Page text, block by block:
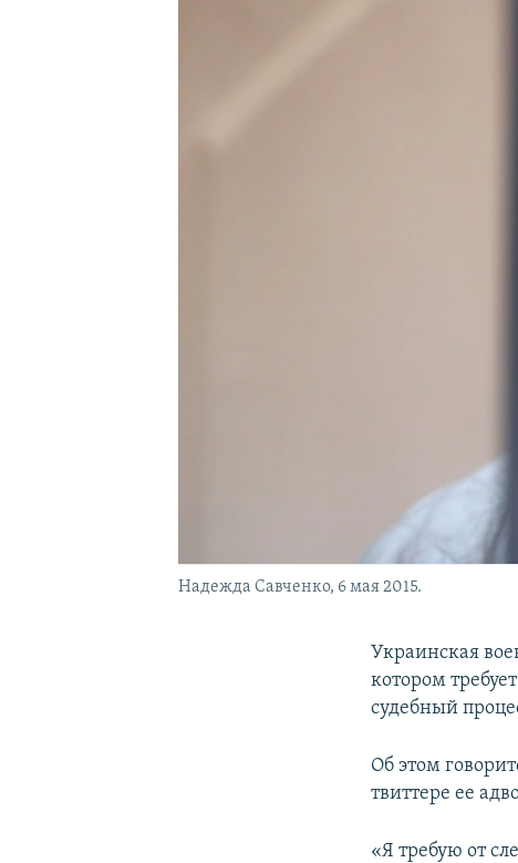
Надежда Савченко, 6 мая 2015.
Украинская
котором
судебный
Об этом
твиттере ее
«Я требую от